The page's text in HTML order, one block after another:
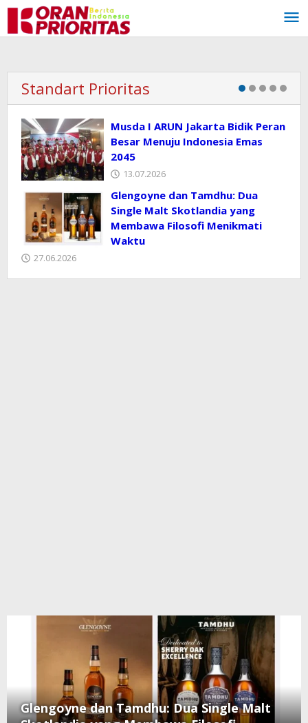
Lewati
konten
Standart Prioritas
Musda I ARUN Jakarta Bidik Peran
Besar Menuju Indonesia Emas
2045
13.07.2026
Glengoyne dan Tamdhu: Dua
Single Malt Skotlandia yang
Membawa Filosofi Menikmati
Waktu
27.06.2026
Glengoyne dan Tamdhu: Dua Single Malt